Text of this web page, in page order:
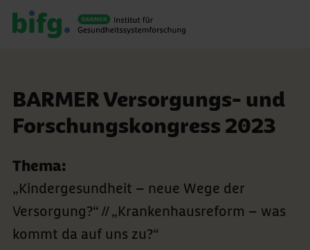
BARMER Versorgungs- und
Forschungskongress 2023
Thema:
„Kindergesundheit – neue Wege der
Versorgung?“ // „Krankenhausreform – was
kommt da auf uns zu?“